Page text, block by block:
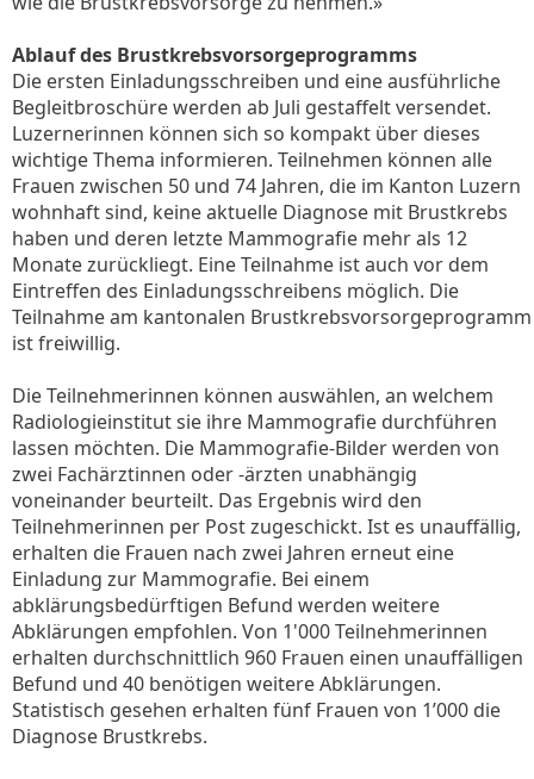
Ablauf des Brustkrebsvorsorgeprogramms
Die ersten Einladungsschreiben und eine ausführliche
Begleitbroschüre werden ab Juli gestaffelt versendet.
Luzernerinnen können sich so kompakt über dieses
wichtige Thema informieren. Teilnehmen können alle
Frauen zwischen 50 und 74 Jahren, die im Kanton Luzern
wohnhaft sind, keine aktuelle Diagnose mit Brustkrebs
haben und deren letzte Mammografie mehr als 12
Monate zurückliegt. Eine Teilnahme ist auch vor dem
Eintreffen des Einladungsschreibens möglich. Die
Teilnahme am kantonalen Brustkrebsvorsorgeprogramm
ist freiwillig.
Die Teilnehmerinnen können auswählen, an welchem
Radiologieinstitut sie ihre Mammografie durchführen
lassen möchten. Die Mammografie-Bilder werden von
zwei Fachärztinnen oder -ärzten unabhängig
voneinander beurteilt. Das Ergebnis wird den
Teilnehmerinnen per Post zugeschickt. Ist es unauffällig,
erhalten die Frauen nach zwei Jahren erneut eine
Einladung zur Mammografie. Bei einem
abklärungsbedürftigen Befund werden weitere
Abklärungen empfohlen. Von 1'000 Teilnehmerinnen
erhalten durchschnittlich 960 Frauen einen unauffälligen
Befund und 40 benötigen weitere Abklärungen.
Statistisch gesehen erhalten fünf Frauen von 1’000 die
Diagnose Brustkrebs.